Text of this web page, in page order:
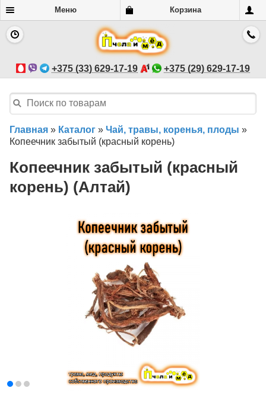
Меню Корзина
+375 (33) 629-17-19 +375 (29) 629-17-19
Главная » Каталог » Чай, травы, коренья, плоды »
Копеечник забытый (красный корень)
Копеечник забытый (красный
корень) (Алтай)